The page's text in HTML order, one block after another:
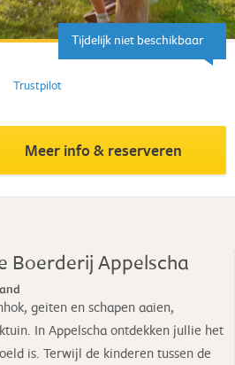
Tijdelijk niet beschikbaar
Trustpilot
Meer info & reserveren
Boerderij Appelscha
geiten en schapen aaien,
In Appelscha ontdekken jullie het
is. Terwijl de kinderen tussen de